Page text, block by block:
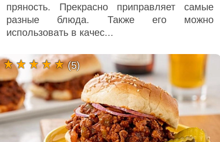
пряность. Прекрасно приправляет самые
разные блюда. Также его можно
использовать в качес...
(5)